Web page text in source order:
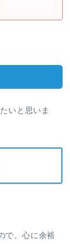
いと思いま
で、心に余裕